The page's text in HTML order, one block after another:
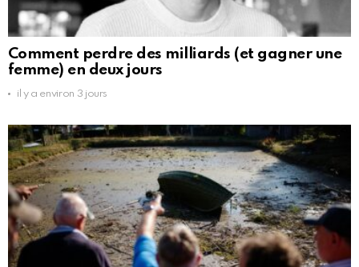
Comment perdre des milliards (et gagner une
femme) en deux jours
il y a environ 3 jours